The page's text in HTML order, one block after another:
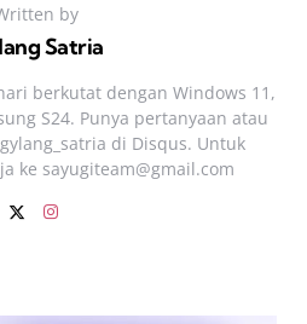
by
Satria
berkutat dengan Windows 11,
S24. Punya pertanyaan atau
di Disqus. Untuk
ke sayugiteam@gmail.com